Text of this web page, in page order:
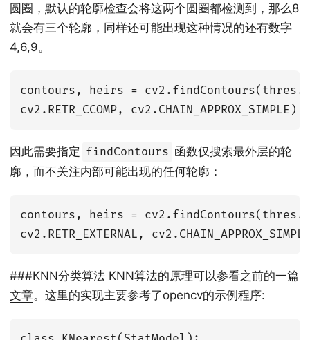
圆圈，默认的轮廓检查会将这两个圆圈都检测到，那么8
就会有三个轮廓，同样还可能出现这种情况的还有数字
4,6,9。
contours, heirs =
因此需要指定 findContours 函数仅搜索最外层的轮
廓，而不关注内部可能出现的任何轮廓：
contours, heirs =
###KNN分类算法 KNN算法的原理可以参看之前的一篇
文章。这里的实现主要参考了opencv的示例程序: